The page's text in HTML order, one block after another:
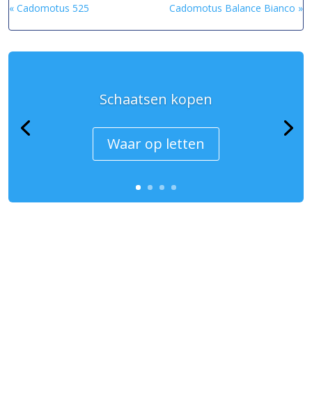
« Cadomotus 525 Cadomotus Balance Bianco »
Schaatsen kopen
Waar op letten